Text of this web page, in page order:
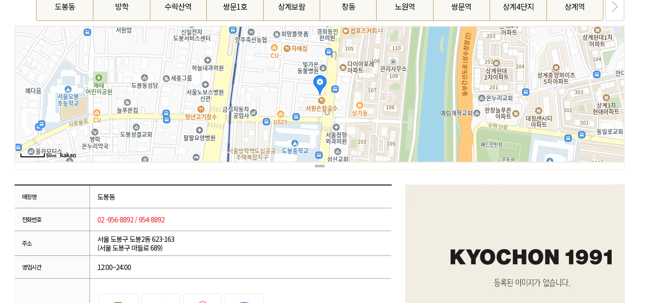
도봉동 방학 수락산역 쌍문1호 상계보람 창동 노원역 쌍문역 상계4단지 상계역
50m
매장명 도봉동
전화번호 02 -956-8892 / 954-8892
주소
서울 도봉구 도봉2동 623-163
(서울 도봉구 마들로 689)
영업시간 12:00~24:00